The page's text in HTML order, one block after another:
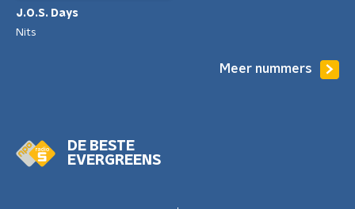
J.O.S. Days
Nits
Meer nummers
DE BESTE
EVERGREENS